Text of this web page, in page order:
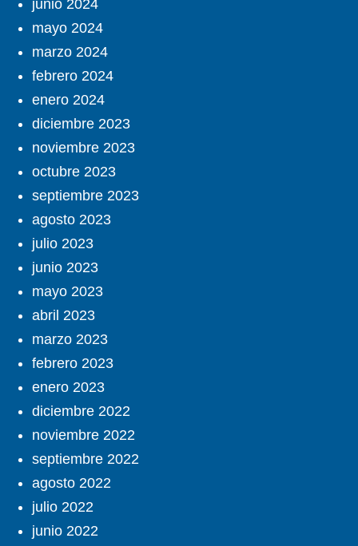
junio 2024
mayo 2024
marzo 2024
febrero 2024
enero 2024
diciembre 2023
noviembre 2023
octubre 2023
septiembre 2023
agosto 2023
julio 2023
junio 2023
mayo 2023
abril 2023
marzo 2023
febrero 2023
enero 2023
diciembre 2022
noviembre 2022
septiembre 2022
agosto 2022
julio 2022
junio 2022